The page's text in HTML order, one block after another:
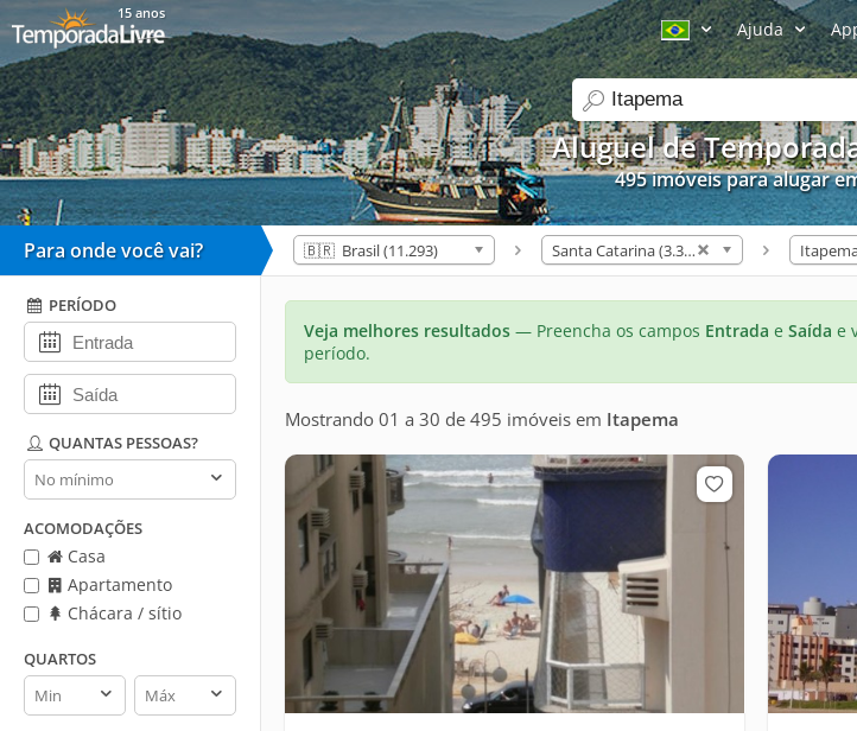
Aluguel de
495 imóveis para alugar
search
15 anos
Ajuda
Para onde você vai? 🇧🇷 Brasil (11.293) Santa Catarina (3.309)
PERÍODO
QUANTAS PESSOAS?
Quantas
pessoas?
ACOMODAÇÕES
Casa
Apartamento
Chácara / sítio
QUARTOS
Quartos
min
Quartos
max
Veja melhores resultados — Preencha os campos Entrada e Saída e
período.
Mostrando 01 a 30 de 495 imóveis em Itapema